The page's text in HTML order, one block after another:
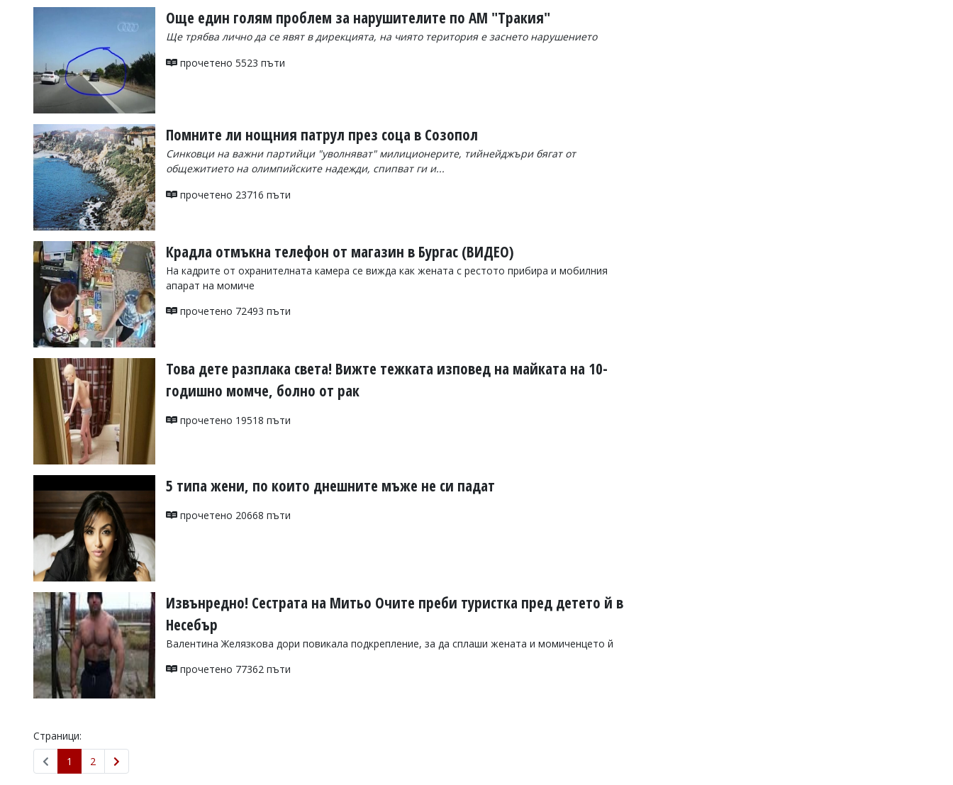
читателите
отговорност
откриете
обиден
коментар,
сигнализирайте
Още един голям проблем за нарушителите по АМ "Тракия"
Ще трябва лично да се явят в дирекцията, на чиято територия е заснето нарушението
прочетено 5523 пъти
Помните ли нощния патрул през соца в Созопол
Синковци на важни партийци "уволняват" милиционерите, тийнейджъри бягат от
общежитието на олимпийските надежди, спипват ги и...
прочетено 23716 пъти
Крадла отмъкна телефон от магазин в Бургас (ВИДЕО)
На кадрите от охранителната камера се вижда как жената с рестото прибира и мобилния
апарат на момиче
прочетено 72493 пъти
Това дете разплака света! Вижте тежката изповед на майката на 10-
годишно момче, болно от рак
прочетено 19518 пъти
5 типа жени, по които днешните мъже не си падат
прочетено 20668 пъти
Извънредно! Сестрата на Митьо Очите преби туристка пред детето й в
Несебър
Валентина Желязкова дори повикала подкрепление, за да сплаши жената и момиченцето й
прочетено 77362 пъти
Страници:
1
2